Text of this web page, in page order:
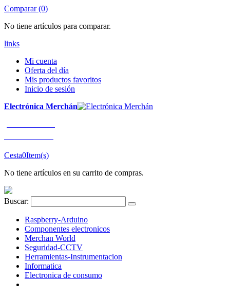
Comparar (0)
No tiene artículos para comparar.
links
Mi cuenta
Oferta del día
Mis productos favoritos
Inicio de sesión
Electrónica Merchán
Cesta0Item(s)
No tiene artículos en su carrito de compras.
Buscar:
Raspberry-Arduino
Componentes electronicos
Merchan World
Seguridad-CCTV
Herramientas-Instrumentacion
Informatica
Electronica de consumo